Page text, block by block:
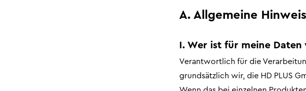
A. Allgemeine
I. Wer ist für meine
Verantwortlich für die
grundsätzlich wir, die HD PLUS